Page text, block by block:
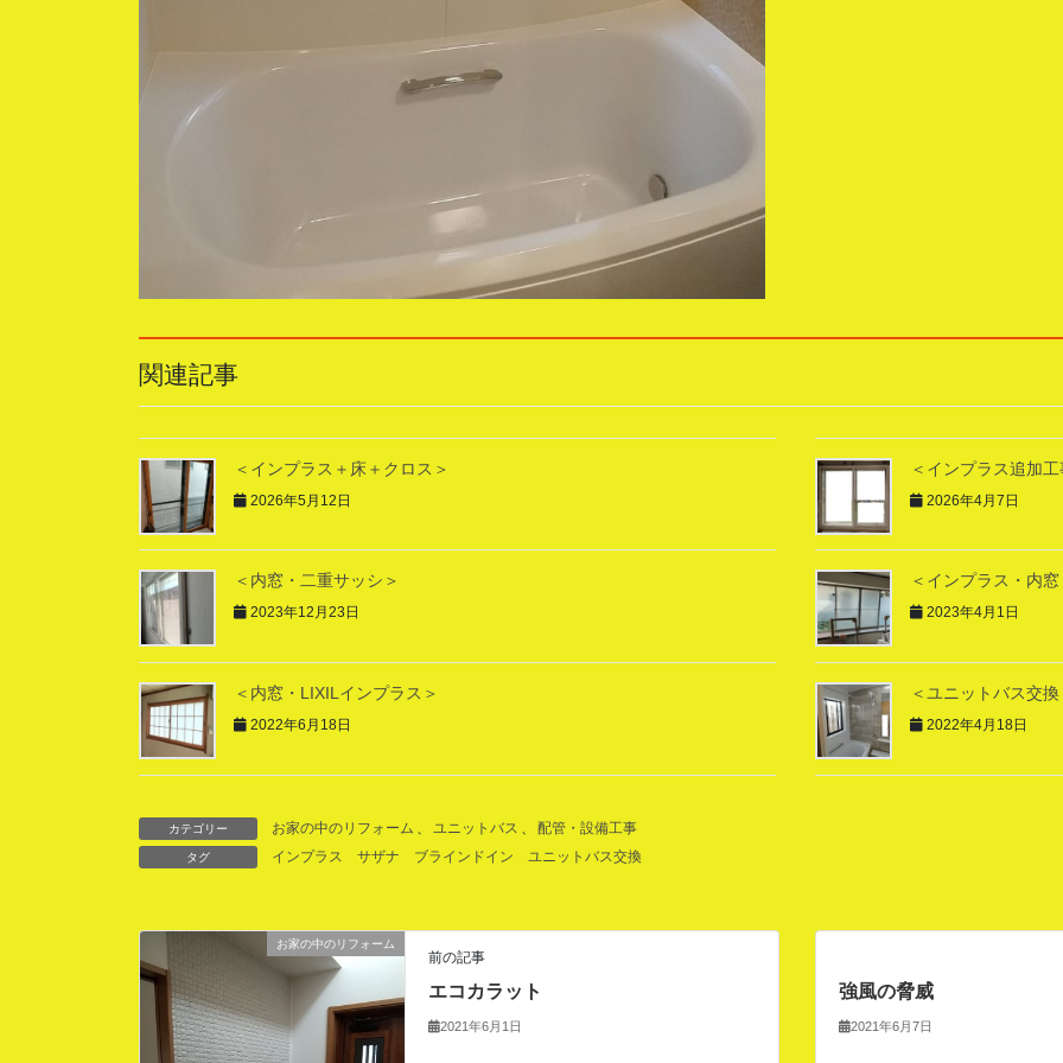
関連記事
＜インプラス＋床＋クロス＞
2026年5月12日
＜インプラス追加
2026年4月7日
＜内窓・二重サッシ＞
2023年12月23日
＜インプラス・内
2023年4月1日
＜内窓・LIXILインプラス＞
2022年6月18日
＜ユニットバス交
2022年4月18日
カテゴリー お家の中のリフォーム 、 ユニットバス 、 配管・設備工事
タグ インプラス サザナ ブラインドイン ユニットバス交換
お家の中のリフォーム
前の記事
エコカラット
2021年6月1日
強風の脅威
2021年6月7日